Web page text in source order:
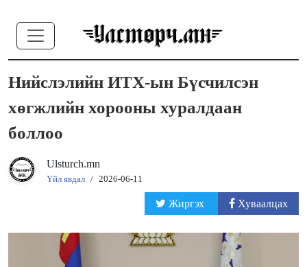
Нийслэлийн ИТХ-ын Бүсчилсэн
хөгжлийн хорооны хуралдаан
боллоо
Ulsturch.mn
Үйл явдал / 2026-06-11
Жиргэх Хуваалцах